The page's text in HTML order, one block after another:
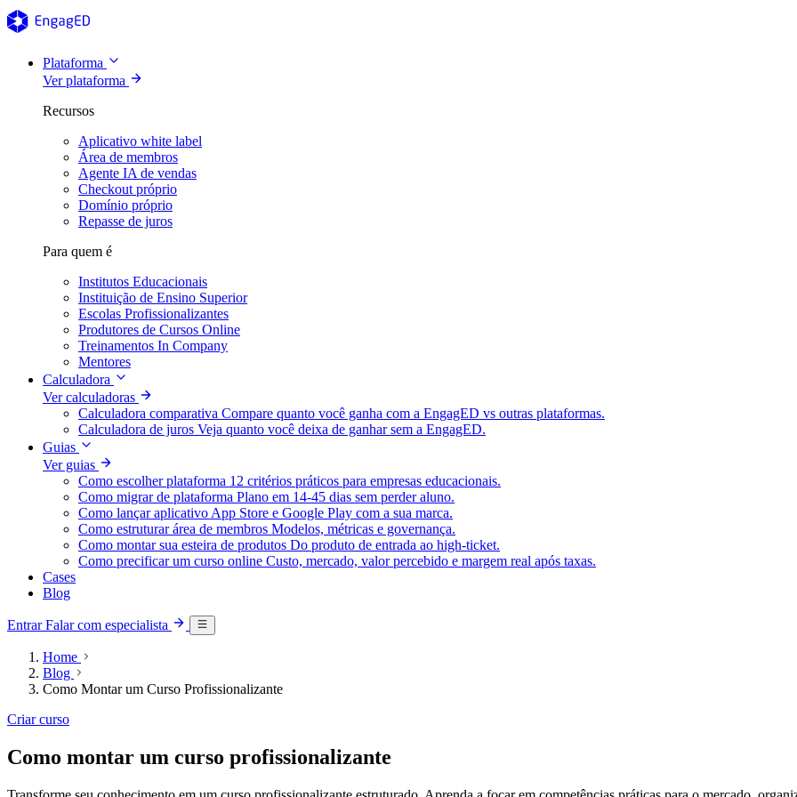
Plataforma
Ver plataforma
Recursos
Aplicativo white label
Área de membros
Agente IA de vendas
Checkout próprio
Domínio próprio
Repasse de juros
Para quem é
Institutos Educacionais
Instituição de Ensino Superior
Escolas Profissionalizantes
Produtores de Cursos Online
Treinamentos In Company
Mentores
Calculadora
Ver calculadoras
Calculadora comparativa Compare quanto você ganha com a EngagED vs outras plataformas.
Calculadora de juros Veja quanto você deixa de ganhar sem a EngagED.
Guias
Ver guias
Como escolher plataforma 12 critérios práticos para empresas educacionais.
Como migrar de plataforma Plano em 14-45 dias sem perder aluno.
Como lançar aplicativo App Store e Google Play com a sua marca.
Como estruturar área de membros Modelos, métricas e governança.
Como montar sua esteira de produtos Do produto de entrada ao high-ticket.
Como precificar um curso online Custo, mercado, valor percebido e margem real após taxas.
Cases
Blog
EntrarFalar com especialista
Home
Blog
Como Montar um Curso Profissionalizante
Criar curso
Como montar um curso profissionalizante